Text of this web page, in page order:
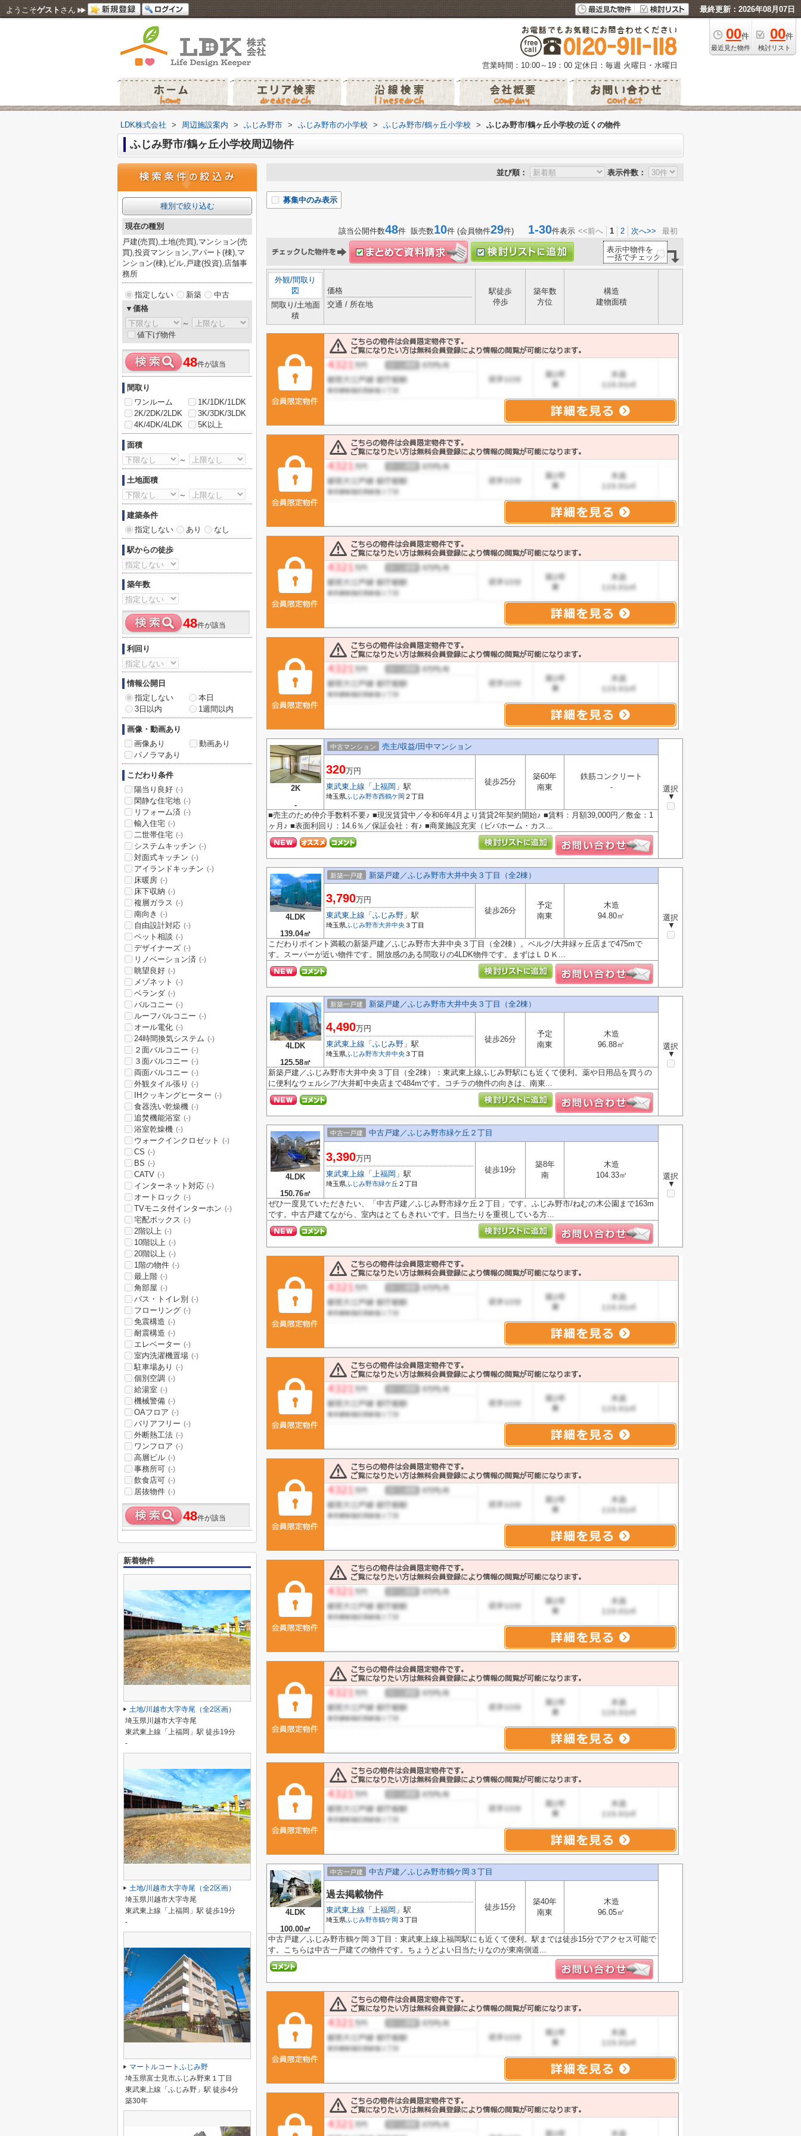
ようこそゲスト さん 最終更新：2026年08月07日
00件
最近見た物件
00件
検討リスト
営業時間：10:00～19：00 定休日：毎週 火曜日・水曜日
LDK株式会社 > 周辺施設案内 > ふじみ野市 > ふじみ野市の小学校 > ふじみ野市/鶴ヶ丘小学校 > ふじみ野市/鶴ヶ丘小学校の近くの物件
ふじみ野市/鶴ヶ丘小学校周辺物件
並び順： 表示件数：
募集中のみ表示
該当公開件数48件 販売数10件 (会員物件29件) 1-30件表示 <<前へ 1 2 次へ>> 最初
表示中物件を
一括でチェック
外観/間取り
図
間取り/土地面
積
価格
交通 / 所在地
駅徒歩
停歩
築年数
方位
構造
建物面積
2K
-
中古マンション 売主/収益/田中マンション
選択
▼
320万円
東武東上線 「 上福岡 」駅
埼玉県ふじみ野市西鶴ケ岡 ２丁目
徒歩25分
築60年
南東
鉄筋コンクリート
-
■売主のため仲介手数料不要♪ ■現況賃貸中／令和6年4月より賃貸2年契約開始♪ ■賃料：月額39,000円／敷金：1
ヶ月♪ ■表面利回り：14.6％／保証会社：有♪ ■商業施設充実（ビバホーム・カス...
4LDK
139.04㎡
新築一戸建 新築戸建／ふじみ野市大井中央３丁目（全2棟）
選択
▼
3,790万円
東武東上線 「 ふじみ野 」駅
埼玉県ふじみ野市大井中央３丁目
徒歩26分
予定
南東
木造
94.80㎡
こだわりポイント満載の新築戸建／ふじみ野市大井中央３丁目（全2棟）。ベルク/大井緑ヶ丘店まで475mで
す。スーパーが近い物件です。開放感のある間取りの4LDK物件です。まずはＬＤＫ...
4LDK
125.58㎡
新築一戸建 新築戸建／ふじみ野市大井中央３丁目（全2棟）
選択
▼
4,490万円
東武東上線 「 ふじみ野 」駅
埼玉県ふじみ野市大井中央３丁目
徒歩26分
予定
南東
木造
96.88㎡
新築戸建／ふじみ野市大井中央３丁目（全2棟）：東武東上線ふじみ野駅にも近くて便利。薬や日用品を買うの
に便利なウェルシア/大井町中央店まで484mです。コチラの物件の向きは、南東...
4LDK
150.76㎡
中古一戸建 中古戸建／ふじみ野市緑ケ丘２丁目
選択
▼
3,390万円
東武東上線 「 上福岡 」駅
埼玉県ふじみ野市緑ケ丘 ２丁目
徒歩19分
築8年
南
木造
104.33㎡
ぜひ一度見ていただきたい、「中古戸建／ふじみ野市緑ケ丘２丁目」です。ふじみ野市/ねむの木公園まで163m
です。中古戸建てながら、室内はとてもきれいです。日当たりを重視している方...
4LDK
100.00㎡
中古一戸建 中古戸建／ふじみ野市鶴ケ岡３丁目
過去掲載物件
東武東上線 「 上福岡 」駅
埼玉県ふじみ野市鶴ケ岡 ３丁目
徒歩15分
築40年
南東
木造
96.05㎡
中古戸建／ふじみ野市鶴ケ岡３丁目：東武東上線上福岡駅にも近くて便利。駅までは徒歩15分でアクセス可能で
す。こちらは中古一戸建ての物件です。ちょうどよい日当たりなのが東南側道...
種別で絞り込む
現在の種別
戸建(売買),土地(売買),マンション(売
買),投資マンション,アパート(棟),マ
ンション(棟),ビル,戸建(投資),店舗事
務所
指定しない 新築
中古
▼価格
～
値下げ物件
48件が該当
間取り
ワンルーム
1K/1DK/1LDK
2K/2DK/2LDK
3K/3DK/3LDK
4K/4DK/4LDK
5K以上
面積
～
土地面積
～
建築条件
指定しない
あり なし
駅からの徒歩
築年数
48件が該当
利回り
情報公開日
指定しない
本日
3日以内
1週間以内
画像・動画あり
画像あり
動画あり
パノラマあり
こだわり条件
陽当り良好 (-)
閑静な住宅地 (-)
リフォーム済 (-)
輸入住宅 (-)
二世帯住宅 (-)
システムキッチン (-)
対面式キッチン (-)
アイランドキッチン (-)
床暖房 (-)
床下収納 (-)
複層ガラス (-)
南向き (-)
自由設計対応 (-)
ペット相談 (-)
デザイナーズ (-)
リノベーション済 (-)
眺望良好 (-)
メゾネット (-)
ベランダ (-)
バルコニー (-)
ルーフバルコニー (-)
オール電化 (-)
24時間換気システム (-)
２面バルコニー (-)
３面バルコニー (-)
両面バルコニー (-)
外観タイル張り (-)
IHクッキングヒーター (-)
食器洗い乾燥機 (-)
追焚機能浴室 (-)
浴室乾燥機 (-)
ウォークインクロゼット (-)
CS (-)
BS (-)
CATV (-)
インターネット対応 (-)
オートロック (-)
TVモニタ付インターホン (-)
宅配ボックス (-)
2階以上 (-)
10階以上 (-)
20階以上 (-)
1階の物件 (-)
最上階 (-)
角部屋 (-)
バス・トイレ別 (-)
フローリング (-)
免震構造 (-)
耐震構造 (-)
エレベーター (-)
室内洗濯機置場 (-)
駐車場あり (-)
個別空調 (-)
給湯室 (-)
機械警備 (-)
OAフロア (-)
バリアフリー (-)
外断熱工法 (-)
ワンフロア (-)
高層ビル (-)
事務所可 (-)
飲食店可 (-)
居抜物件 (-)
48件が該当
新着物件
土地/川越市大字寺尾（全2区画）
埼玉県川越市大字寺尾
東武東上線「上福岡」駅 徒歩19分
-
土地/川越市大字寺尾（全2区画）
埼玉県川越市大字寺尾
東武東上線「上福岡」駅 徒歩19分
-
マートルコートふじみ野
埼玉県富士見市ふじみ野東１丁目
東武東上線「ふじみ野」駅 徒歩4分
築30年